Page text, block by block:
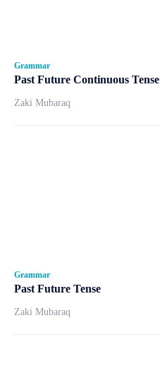
Grammar
Past Future Continuous Tense
Zaki Mubaraq
Grammar
Past Future Tense
Zaki Mubaraq